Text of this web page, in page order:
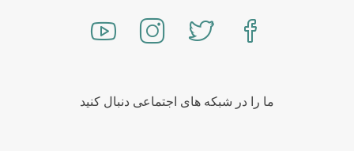
ما را در شبکه های اجتماعی دنبال کنید